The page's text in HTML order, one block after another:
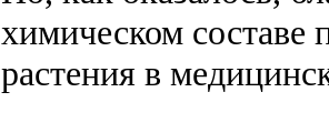
химическом составе
растения в